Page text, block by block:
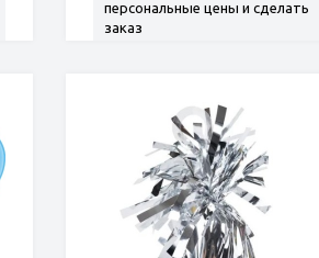
персональные цены и сделать
заказ